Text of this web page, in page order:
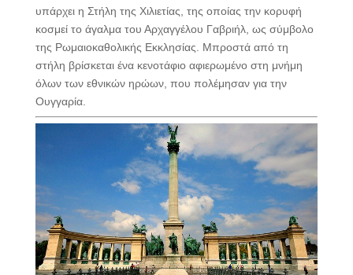
υπάρχει η Στήλη της Χιλιετίας, της οποίας την κορυφή
κοσμεί το άγαλμα του Αρχαγγέλου Γαβριήλ, ως σύμβολο
της Ρωμαιοκαθολικής Εκκλησίας. Μπροστά από τη
στήλη βρίσκεται ένα κενοτάφιο αφιερωμένο στη μνήμη
όλων των εθνικών ηρώων, που πολέμησαν για την
Ουγγαρία.